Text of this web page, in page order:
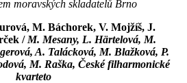
moravských skladatelů Brno
M. Báchorek, V. Mojžíš, J.
/M. Mesany, L. Härtelová, M.
A. Talácková, M. Blažková, P.
M. Raška, České filharmonické
kvarteto